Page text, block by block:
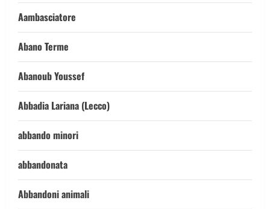
Aambasciatore
Abano Terme
Abanoub Youssef
Abbadia Lariana (Lecco)
abbando minori
abbandonata
Abbandoni animali